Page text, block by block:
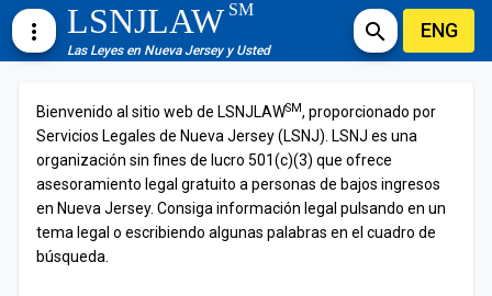
more_vert LSNJLAWSM
Las Leyes en Nueva Jersey y Usted
search ENG
Bienvenido al sitio web de LSNJLAWSM, proporcionado por
Servicios Legales de Nueva Jersey (LSNJ). LSNJ es una
organización sin fines de lucro 501(c)(3) que ofrece
asesoramiento legal gratuito a personas de bajos ingresos
en Nueva Jersey. Consiga información legal pulsando en un
tema legal o escribiendo algunas palabras en el cuadro de
búsqueda.